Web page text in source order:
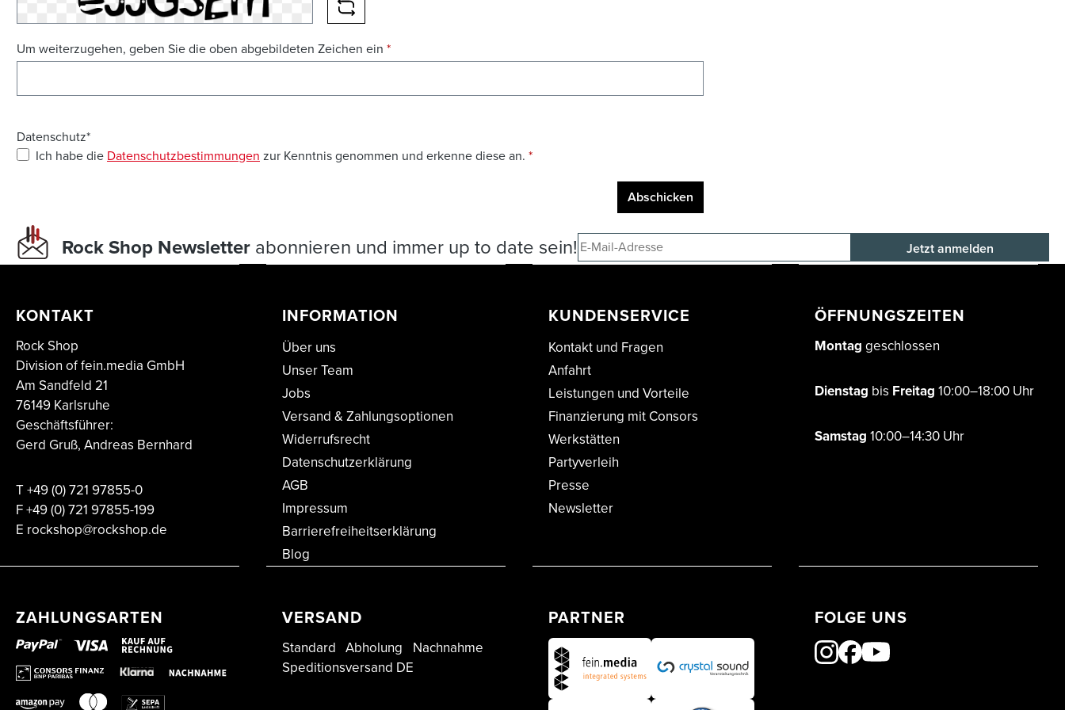
NEUES CAPTCHA LADEN
Um weiterzugehen, geben Sie die oben abgebildeten Zeichen ein *
Datenschutz*
Ich habe die Datenschutzbestimmungen zur Kenntnis genommen und erkenne diese an. *
Abschicken
Rock Shop Newsletterabonnieren und immer up to date sein!
KONTAKT
Rock Shop
Division of fein.media GmbH
Am Sandfeld 21
76149 Karlsruhe
Geschäftsführer:
Gerd Gruß, Andreas Bernhard
T+49 (0) 721 97855-0
F+49 (0) 721 97855-199
E rockshop@rockshop.de
INFORMATION
Über uns
Unser Team
Jobs
Versand & Zahlungsoptionen
Widerrufsrecht
Datenschutzerklärung
AGB
Impressum
Barrierefreiheitserklärung
Blog
KUNDENSERVICE
Kontakt und Fragen
Anfahrt
Leistungen und Vorteile
Finanzierung mit Consors
Werkstätten
Partyverleih
Presse
Newsletter
ÖFFNUNGSZEITEN
Montag geschlossen
Dienstag bis Freitag 10:00–18:00 Uhr
Samstag 10:00–14:30 Uhr
ZAHLUNGSARTEN VERSAND
Standard Abholung Nachnahme
Speditionsversand DE
PARTNER FOLGE UNS